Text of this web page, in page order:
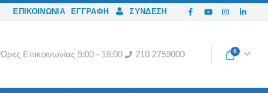
ΕΠΙΚΟΙΝΩΝΙΑ ΕΓΓΡΑΦΉ ΣΎΝΔΕΣΗ
Ώρες Eπικοινωνίας 9:00 - 18:00 210 2759000 0